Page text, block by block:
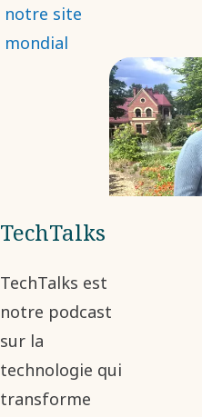
notre site
mondial
TechTalks
TechTalks est
notre podcast
sur la
technologie qui
transforme